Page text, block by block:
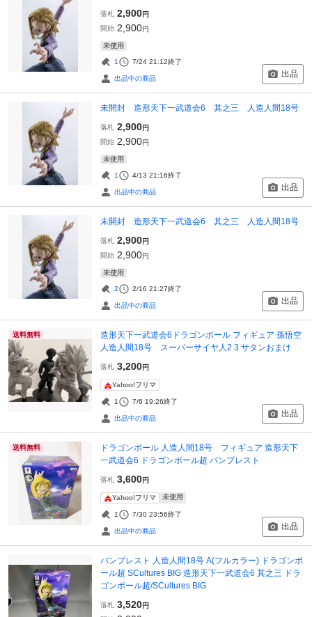
落札 2,900円
開始 2,900円
未使用
1 7/24 21:12終了
出品中の商品 出品
未開封 造形天下一武道会6 其之三 人造人間18号
落札 2,900円
開始 2,900円
未使用
1 4/13 21:16終了
出品中の商品 出品
未開封 造形天下一武道会6 其之三 人造人間18号
落札 2,900円
開始 2,900円
未使用
2 2/16 21:27終了
出品中の商品 出品
送料無料
造形天下一武道会6ドラゴンボール フィギュア 孫悟空
人造人間18号 スーパーサイヤ人2 3 サタンおまけ
落札 3,200円
Yahoo!フリマ
1 7/6 19:26終了
出品中の商品 出品
送料無料
ドラゴンボール 人造人間18号 フィギュア 造形天下
一武道会6 ドラゴンボール超 バンプレスト
落札 3,600円
Yahoo!フリマ 未使用
1 7/30 23:56終了
出品中の商品 出品
バンプレスト 人造人間18号 A(フルカラー) ドラゴンボ
ール超 SCultures BIG 造形天下一武道会6 其之三 ドラ
ゴンボール超/SCultures BIG
落札 3,520円